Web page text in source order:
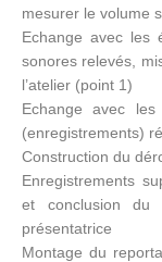
mesurer le volume
Echange avec les
sonores relevés,
l’atelier (point 1)
Echange avec
(enregistrements)
Construction du
Enregistrements
et conclusion du
présentatrice
Montage du